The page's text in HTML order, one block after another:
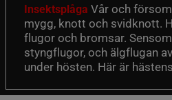
Insektsplåga Vår och
mygg, knott och svidknott.
flugor och bromsar.
styngflugor, och älgflugan
under hösten. Här är